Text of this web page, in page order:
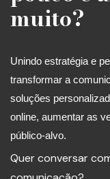
muito?
Unindo estratégia e
transformar a
soluções
online, aumentar as
público-alvo.
Quer conversar